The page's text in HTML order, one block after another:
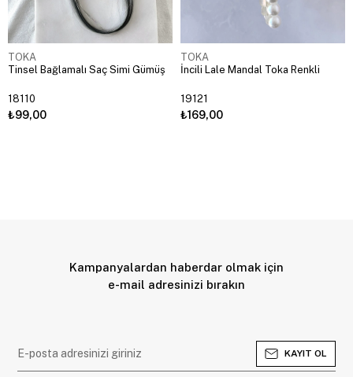
TOKA
Tinsel Bağlamalı Saç Simi Gümüş
18110
₺99,00
TOKA
İncili Lale Mandal Toka Renkli
19121
₺169,00
Kampanyalardan haberdar olmak için
e-mail adresinizi bırakın
KAYIT OL